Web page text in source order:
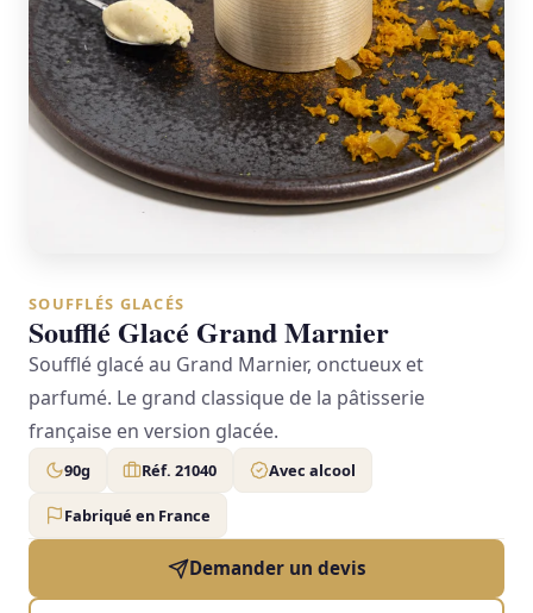
SOUFFLÉS GLACÉS
Soufflé Glacé Grand Marnier
Soufflé glacé au Grand Marnier, onctueux et
parfumé. Le grand classique de la pâtisserie
française en version glacée.
90g Réf. 21040 Avec alcool
Fabriqué en France
Demander un devis